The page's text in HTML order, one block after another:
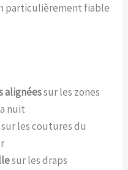
particulièrement fiable
alignéessur les zones
nuit
sur les coutures du
sur les draps